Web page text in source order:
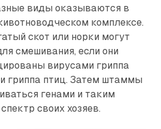
виды оказываются в
комплексе.
скот или норки могут
смешивания, если они
вирусами гриппа
гриппа птиц. Затем штаммы
генами и таким
своих хозяев.